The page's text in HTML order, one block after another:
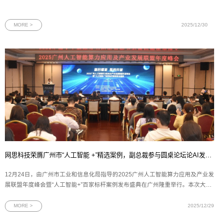
MORE > 2025/12/30
网思科技荣膺广州市“人工智能 +”精选案例，副总裁参与圆桌论坛论AI发展态势
12月24日，由广州市工业和信息化局指导的2025广州人工智能算力应用及产业发
展联盟年度峰会暨“人工智能+”百家标杆案例发布盛典在广州隆重举行。本次大会
业交流与合作搭建重要平台。网思科技荣膺广州市第三批“人工智能+”典型案例及
MORE > 2025/12/29